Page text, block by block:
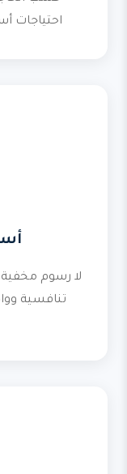
احتياجات
لا رسوم مخفية
تنافسية